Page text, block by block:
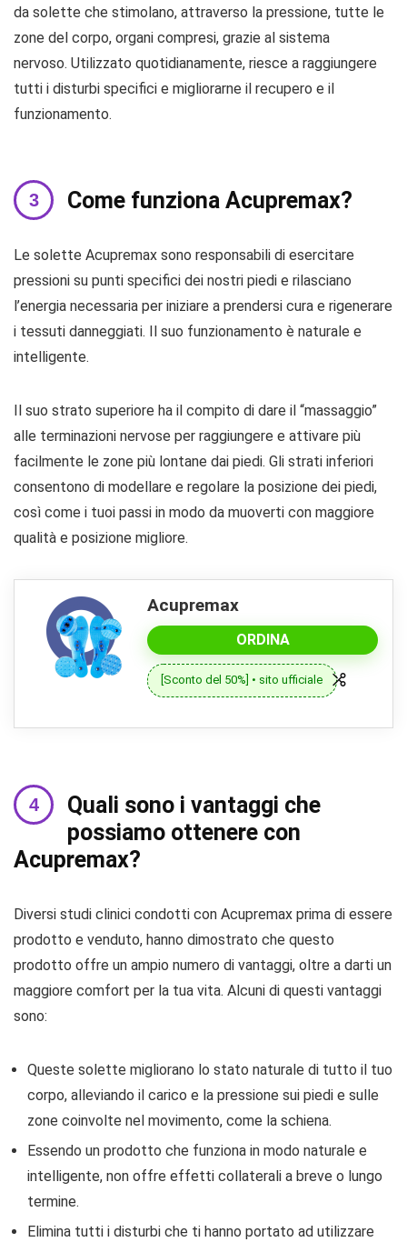
da solette che stimolano, attraverso la pressione, tutte le
zone del corpo, organi compresi, grazie al sistema
nervoso. Utilizzato quotidianamente, riesce a raggiungere
tutti i disturbi specifici e migliorarne il recupero e il
funzionamento.
Come funziona Acupremax?
Le solette Acupremax sono responsabili di esercitare
pressioni su punti specifici dei nostri piedi e rilasciano
l’energia necessaria per iniziare a prendersi cura e rigenerare
i tessuti danneggiati. Il suo funzionamento è naturale e
intelligente.
Il suo strato superiore ha il compito di dare il “massaggio”
alle terminazioni nervose per raggiungere e attivare più
facilmente le zone più lontane dai piedi. Gli strati inferiori
consentono di modellare e regolare la posizione dei piedi,
così come i tuoi passi in modo da muoverti con maggiore
qualità e posizione migliore.
Acupremax
ORDINA
[Sconto del 50%] • sito ufficiale
Quali sono i vantaggi che
possiamo ottenere con
Acupremax?
Diversi studi clinici condotti con Acupremax prima di essere
prodotto e venduto, hanno dimostrato che questo
prodotto offre un ampio numero di vantaggi, oltre a darti un
maggiore comfort per la tua vita. Alcuni di questi vantaggi
sono:
Queste solette migliorano lo stato naturale di tutto il tuo
corpo, alleviando il carico e la pressione sui piedi e sulle
zone coinvolte nel movimento, come la schiena.
Essendo un prodotto che funziona in modo naturale e
intelligente, non offre effetti collaterali a breve o lungo
termine.
Elimina tutti i disturbi che ti hanno portato ad utilizzare